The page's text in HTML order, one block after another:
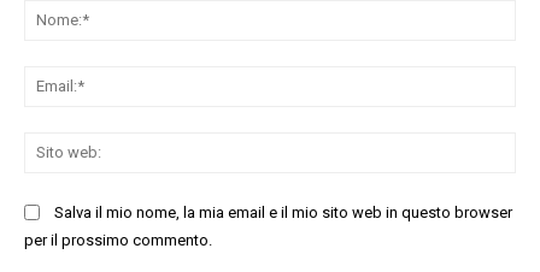
Salva il mio nome, la mia email e il mio sito web in questo browser
per il prossimo commento.